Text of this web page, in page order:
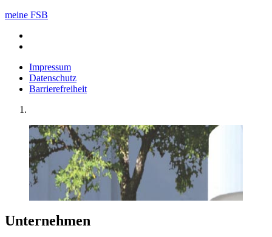
meine FSB
Impressum
Datenschutz
Barrierefreiheit
Unternehmen